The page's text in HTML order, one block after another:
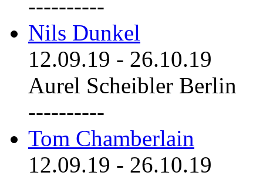
----------
Nils Dunkel
12.09.19 - 26.10.19
Aurel Scheibler Berlin
----------
Tom Chamberlain
12.09.19 - 26.10.19